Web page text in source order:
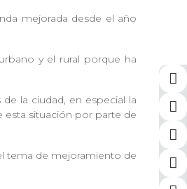
mejorada desde el año
y el rural porque ha
la ciudad, en especial la
situación por parte de
tema de mejoramiento de